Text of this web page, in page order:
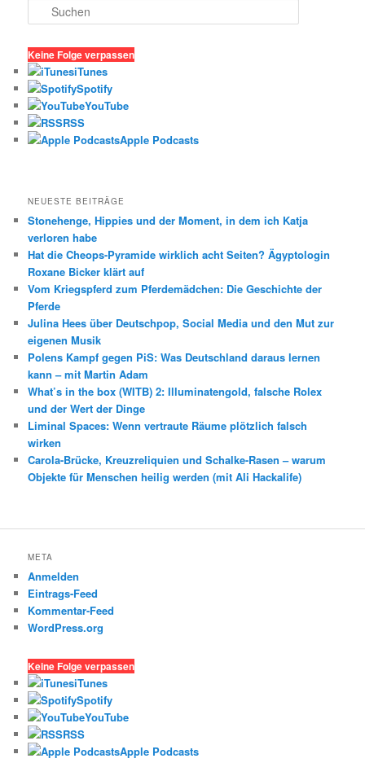
u
h
e
n
Keine Folge verpassen
iTunes
Spotify
YouTube
RSS
Apple Podcasts
NEUESTE BEITRÄGE
Stonehenge, Hippies und der Moment, in dem ich Katja
verloren habe
Hat die Cheops-Pyramide wirklich acht Seiten? Ägyptologin
Roxane Bicker klärt auf
Vom Kriegspferd zum Pferdemädchen: Die Geschichte der
Pferde
Julina Hees über Deutschpop, Social Media und den Mut zur
eigenen Musik
Polens Kampf gegen PiS: Was Deutschland daraus lernen
kann – mit Martin Adam
What’s in the box (WITB) 2: Illuminatengold, falsche Rolex
und der Wert der Dinge
Liminal Spaces: Wenn vertraute Räume plötzlich falsch
wirken
Carola-Brücke, Kreuzreliquien und Schalke-Rasen – warum
Objekte für Menschen heilig werden (mit Ali Hackalife)
META
Anmelden
Eintrags-Feed
Kommentar-Feed
WordPress.org
Keine Folge verpassen
iTunes
Spotify
YouTube
RSS
Apple Podcasts